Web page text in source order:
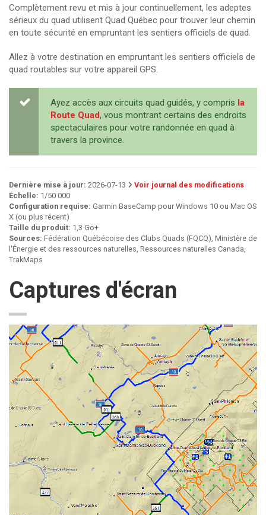
Complètement revu et mis à jour continuellement, les adeptes
sérieux du quad utilisent Quad Québec pour trouver leur chemin
en toute sécurité en empruntant les sentiers officiels de quad.
Allez à votre destination en empruntant les sentiers officiels de
quad routables sur votre appareil GPS.
Ayez accès aux circuits quad guidés, y compris la
Route Quad, vous montrant certains des endroits
spectaculaires pour votre randonnée en quad à
travers la province.
Dernière mise à jour: 2026-07-13
Voir journal des modifications
Échelle: 1/50 000
Configuration requise: Garmin BaseCamp pour Windows 10 ou Mac OS
X (ou plus récent)
Taille du produit: 1,3 Go+
Sources: Fédération Québécoise des Clubs Quads (FQCQ), Ministère de
l'Énergie et des ressources naturelles, Ressources naturelles Canada,
TrakMaps
Captures d'écran